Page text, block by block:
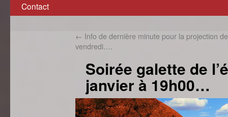
contenu
Contact
← Info de dernière minute pour la projection de
vendredi….
Soirée galette de
janvier à 19h00…